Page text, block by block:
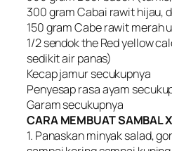
300 gram Cabai rawit hijau,
150 gram Cabe rawit merah
1/2 sendok the Red yellow
sedikit air panas)
Kecap jamur secukupnya
Penyesap rasa ayam
Garam secukupnya
CARA MEMBUAT SAMBAL
1. Panaskan minyak salad,